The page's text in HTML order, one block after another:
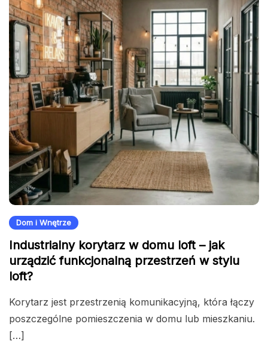
Dom i Wnętrze
Industrialny korytarz w domu loft – jak
urządzić funkcjonalną przestrzeń w stylu
loft?
Korytarz jest przestrzenią komunikacyjną, która łączy
poszczególne pomieszczenia w domu lub mieszkaniu.
[…]